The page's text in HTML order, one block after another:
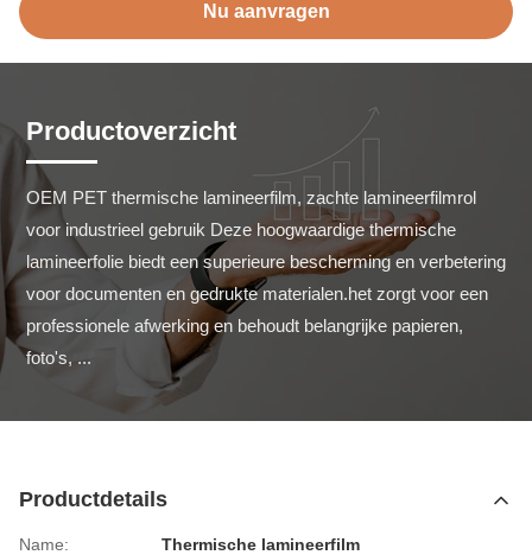
Nu aanvragen
Productoverzicht
OEM PET thermische lamineerfilm, zachte lamineerfilmrol
voor industrieel gebruik Deze hoogwaardige thermische
lamineerfolie biedt een superieure bescherming en verbetering
voor documenten en gedrukte materialen.het zorgt voor een
professionele afwerking en behoudt belangrijke papieren,
foto's, ...
Productdetails
Name:
Thermische lamineerfilm